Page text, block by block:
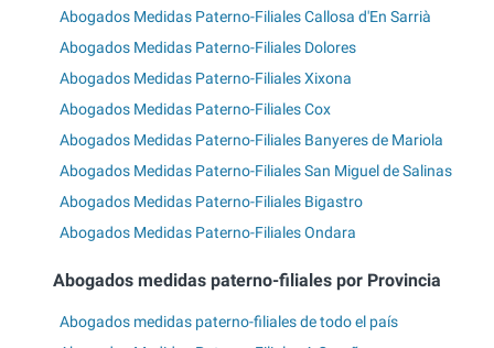
Abogados Medidas Paterno-Filiales Callosa d'En Sarrià
Abogados Medidas Paterno-Filiales Dolores
Abogados Medidas Paterno-Filiales Xixona
Abogados Medidas Paterno-Filiales Cox
Abogados Medidas Paterno-Filiales Banyeres de Mariola
Abogados Medidas Paterno-Filiales San Miguel de Salinas
Abogados Medidas Paterno-Filiales Bigastro
Abogados Medidas Paterno-Filiales Ondara
Abogados medidas paterno-filiales por Provincia
Abogados medidas paterno-filiales de todo el país